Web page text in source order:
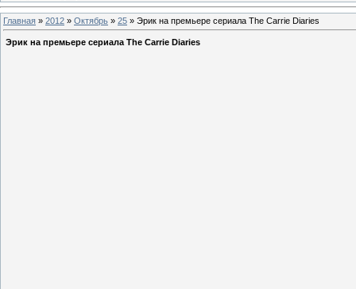
Главная » 2012 » Октябрь » 25 » Эрик на премьере сериала The Carrie Diaries
Эрик на премьере сериала The Carrie Diaries